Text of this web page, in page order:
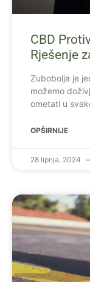
CBD
Rješenje
Zubobolja je
možemo
ometati u
OPŠIRNIJE
28 lipnja, 2024